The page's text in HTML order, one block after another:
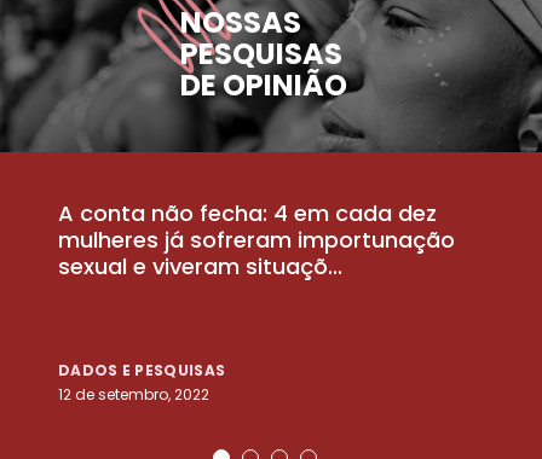
NOSSAS
PESQUISAS
DE OPINIÃO
A conta não fecha: 4 em cada dez
mulheres já sofreram importunação
sexual e viveram situaçõ...
DADOS E PESQUISAS
12 de setembro, 2022